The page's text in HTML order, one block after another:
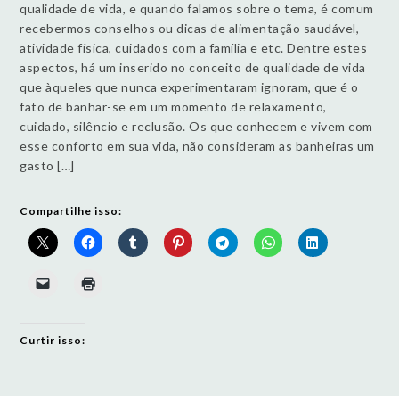
qualidade de vida, e quando falamos sobre o tema, é comum
recebermos conselhos ou dicas de alimentação saudável,
atividade física, cuidados com a família e etc. Dentre estes
aspectos, há um inserido no conceito de qualidade de vida
que àqueles que nunca experimentaram ignoram, que é o
fato de banhar-se em um momento de relaxamento,
cuidado, silêncio e reclusão. Os que conhecem e vivem com
esse conforto em sua vida, não consideram as banheiras um
gasto […]
Compartilhe isso:
Curtir isso: